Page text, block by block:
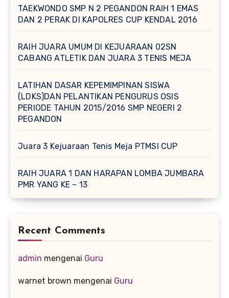
TAEKWONDO SMP N 2 PEGANDON RAIH 1 EMAS
DAN 2 PERAK DI KAPOLRES CUP KENDAL 2016
RAIH JUARA UMUM DI KEJUARAAN 02SN
CABANG ATLETIK DAN JUARA 3 TENIS MEJA
LATIHAN DASAR KEPEMIMPINAN SISWA
(LDKS)DAN PELANTIKAN PENGURUS OSIS
PERIODE TAHUN 2015/2016 SMP NEGERI 2
PEGANDON
Juara 3 Kejuaraan Tenis Meja PTMSI CUP
RAIH JUARA 1 DAN HARAPAN LOMBA JUMBARA
PMR YANG KE – 13
Recent Comments
admin mengenai Guru
warnet brown mengenai Guru